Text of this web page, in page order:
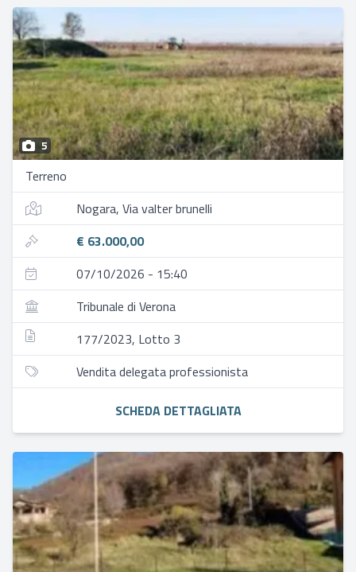
5
Terreno
Nogara, Via valter brunelli
€ 63.000,00
07/10/2026 - 15:40
Tribunale di Verona
177/2023, Lotto 3
Vendita delegata professionista
SCHEDA DETTAGLIATA